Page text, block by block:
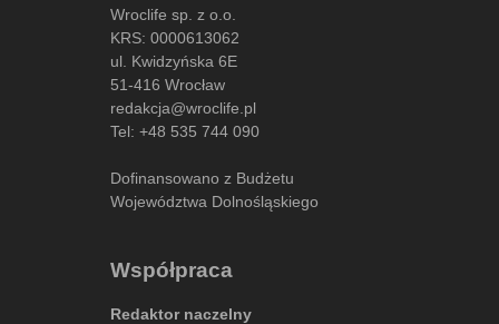
Wroclife sp. z o.o.
KRS: 0000613062
ul. Kwidzyńska 6E
51-416 Wrocław
redakcja@wroclife.pl
Tel: +48 535 744 090
Dofinansowano z Budżetu
Województwa Dolnośląskiego
Współpraca
Redaktor naczelny